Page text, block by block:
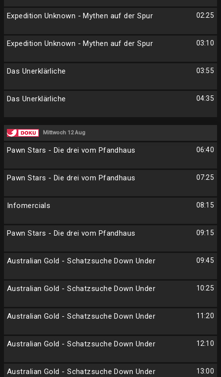
02:25
Expedition Unknown - Mythen auf der Spur
03:10
Expedition Unknown - Mythen auf der Spur
03:55
Das Unerklärliche
04:35
Das Unerklärliche
Mittwoch 12 Aug
06:40
Pawn Stars - Die drei vom Pfandhaus
07:25
Pawn Stars - Die drei vom Pfandhaus
08:15
Infomercials
09:15
Pawn Stars - Die drei vom Pfandhaus
09:45
Australian Gold - Schatzsuche Down Under
10:25
Australian Gold - Schatzsuche Down Under
11:20
Australian Gold - Schatzsuche Down Under
12:10
Australian Gold - Schatzsuche Down Under
13:00
Australian Gold - Schatzsuche Down Under